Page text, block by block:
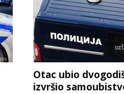
Otac ubio
izvršio